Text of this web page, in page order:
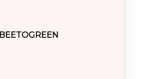
BEETOGREEN